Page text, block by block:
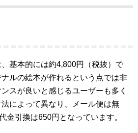
基本的には約4,800円（税抜）で
ルの絵本が作れるという点では非
スが良いと感じるユーザーも多く
によって異なり、メール便は無
金引換は650円となっています。